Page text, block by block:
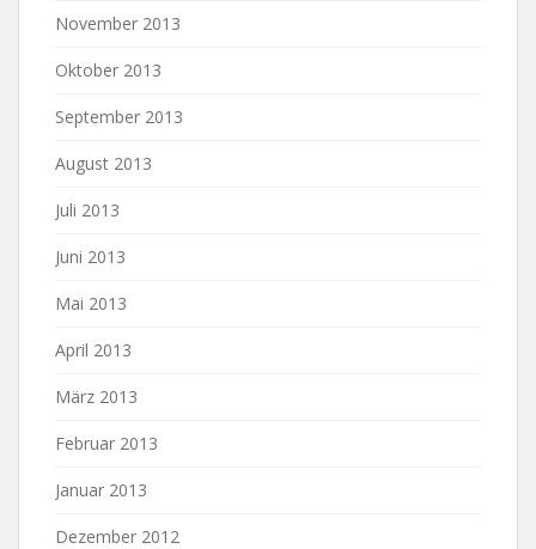
November 2013
Oktober 2013
September 2013
August 2013
Juli 2013
Juni 2013
Mai 2013
April 2013
März 2013
Februar 2013
Januar 2013
Dezember 2012